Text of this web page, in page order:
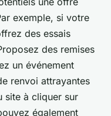
exemple, si votre
des essais
des remises
un événement
renvoi attrayantes
site à cliquer sur
également